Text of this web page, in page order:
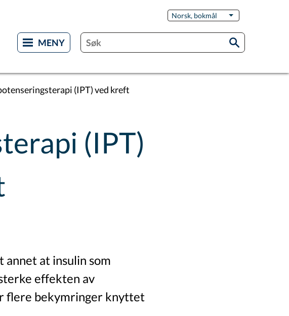
Norsk, bokmål List flere
(IPT) ved kreft
(IPT)
annet at insulin som
effekten av
flere bekymringer knyttet